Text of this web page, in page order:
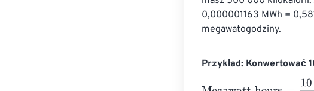
0,000001163 MWh =
megawatogodziny.
Przykład: Konwertować
Megawatt-hours
10